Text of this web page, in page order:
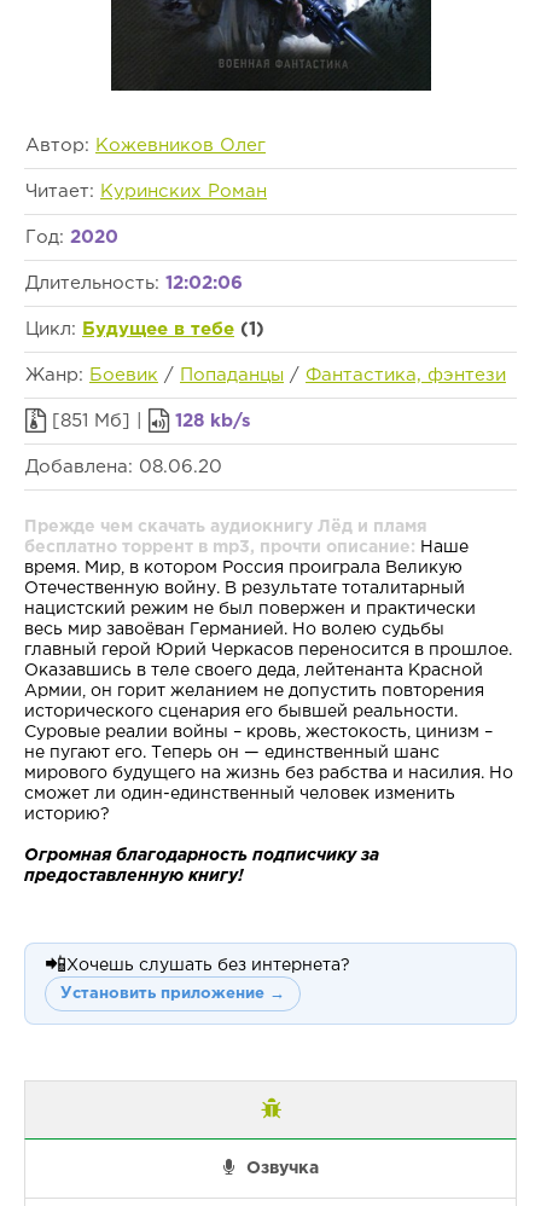
Автор: Кожевников Олег
Читает: Куринских Роман
Год: 2020
Длительность: 12:02:06
Цикл: Будущее в тебе (1)
Жанр: Боевик / Попаданцы / Фантастика, фэнтези
[851 Мб] | 128 kb/s
Добавлена: 08.06.20
Прежде чем скачать аудиокнигу Лёд и пламя
бесплатно торрент в mp3, прочти описание: Наше
время. Мир, в котором Россия проиграла Великую
Отечественную войну. В результате тоталитарный
нацистский режим не был повержен и практически
весь мир завоёван Германией. Но волею судьбы
главный герой Юрий Черкасов переносится в прошлое.
Оказавшись в теле своего деда, лейтенанта Красной
Армии, он горит желанием не допустить повторения
исторического сценария его бывшей реальности.
Суровые реалии войны – кровь, жестокость, цинизм –
не пугают его. Теперь он — единственный шанс
мирового будущего на жизнь без рабства и насилия. Но
сможет ли один-единственный человек изменить
историю?
Огромная благодарность подписчику за
предоставленную книгу!
📲 Хочешь слушать без интернета?
Установить приложение →
Озвучка